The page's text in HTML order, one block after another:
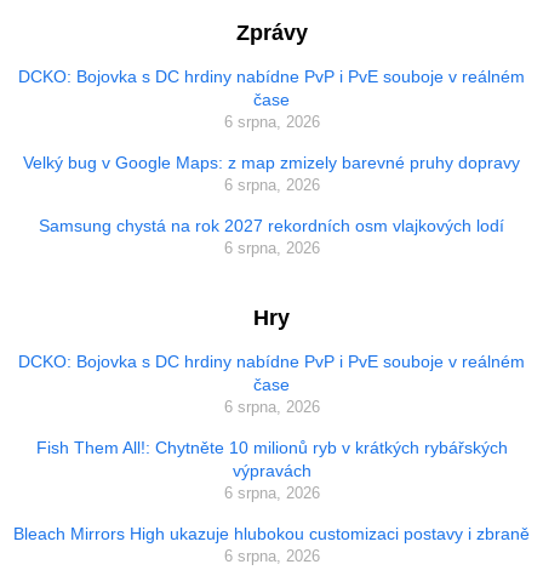
Zprávy
DCKO: Bojovka s DC hrdiny nabídne PvP i PvE souboje v reálném
čase
6 srpna, 2026
Velký bug v Google Maps: z map zmizely barevné pruhy dopravy
6 srpna, 2026
Samsung chystá na rok 2027 rekordních osm vlajkových lodí
6 srpna, 2026
Hry
DCKO: Bojovka s DC hrdiny nabídne PvP i PvE souboje v reálném
čase
6 srpna, 2026
Fish Them All!: Chytněte 10 milionů ryb v krátkých rybářských
výpravách
6 srpna, 2026
Bleach Mirrors High ukazuje hlubokou customizaci postavy i zbraně
6 srpna, 2026